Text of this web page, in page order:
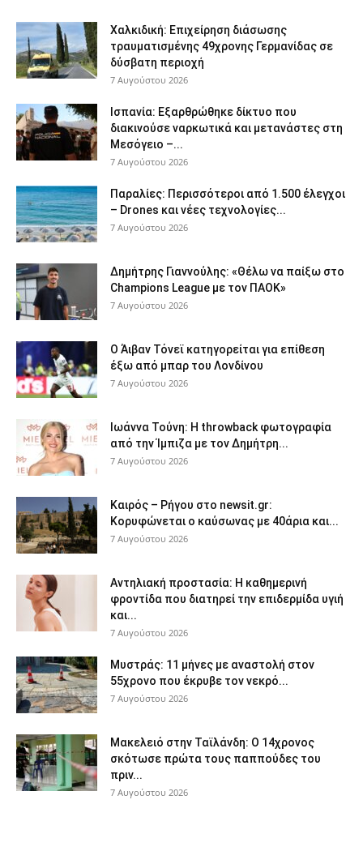
Χαλκιδική: Επιχείρηση διάσωσης
τραυματισμένης 49χρονης Γερμανίδας σε
δύσβατη περιοχή
7 Αυγούστου 2026
Ισπανία: Εξαρθρώθηκε δίκτυο που
διακινούσε ναρκωτικά και μετανάστες στη
Μεσόγειο –...
7 Αυγούστου 2026
Παραλίες: Περισσότεροι από 1.500 έλεγχοι
– Drones και νέες τεχνολογίες...
7 Αυγούστου 2026
Δημήτρης Γιαννούλης: «Θέλω να παίξω στο
Champions League με τον ΠΑΟΚ»
7 Αυγούστου 2026
Ο Άιβαν Τόνεϊ κατηγορείται για επίθεση
έξω από μπαρ του Λονδίνου
7 Αυγούστου 2026
Ιωάννα Τούνη: Η throwback φωτογραφία
από την Ίμπιζα με τον Δημήτρη...
7 Αυγούστου 2026
Καιρός – Ρήγου στο newsit.gr:
Κορυφώνεται ο καύσωνας με 40άρια και...
7 Αυγούστου 2026
Αντηλιακή προστασία: Η καθημερινή
φροντίδα που διατηρεί την επιδερμίδα υγιή
και...
7 Αυγούστου 2026
Μυστράς: 11 μήνες με αναστολή στον
55χρονο που έκρυβε τον νεκρό...
7 Αυγούστου 2026
Μακελειό στην Ταϊλάνδη: Ο 14χρονος
σκότωσε πρώτα τους παππούδες του
πριν...
7 Αυγούστου 2026